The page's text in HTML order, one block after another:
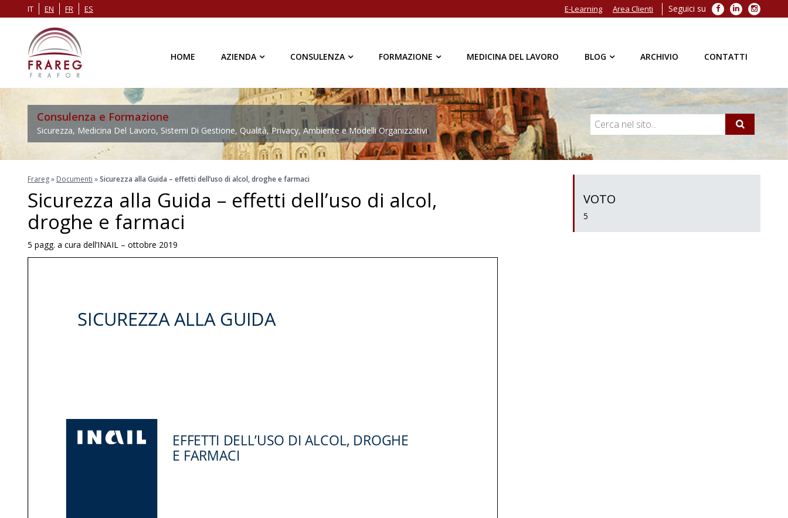
IT EN FR ES Seguici su Facebook
LinkedIn
E-Learning Area Clienti
HOME AZIENDA CONSULENZA FORMAZIONE MEDICINA DEL LAVORO BLOG ARCHIVIO CONTATTI
Consulenza e Formazione
Sicurezza, Medicina Del Lavoro, Sistemi Di Gestione, Qualità, Privacy, Ambiente e Modelli Organizzativi
Frareg» Documenti »Sicurezza alla Guida – effetti dell’uso di alcol, droghe e farmaci
Sicurezza alla Guida – effetti dell’uso di alcol,
droghe e farmaci
5 pagg. a cura dell’INAIL – ottobre 2019
VOTO
5